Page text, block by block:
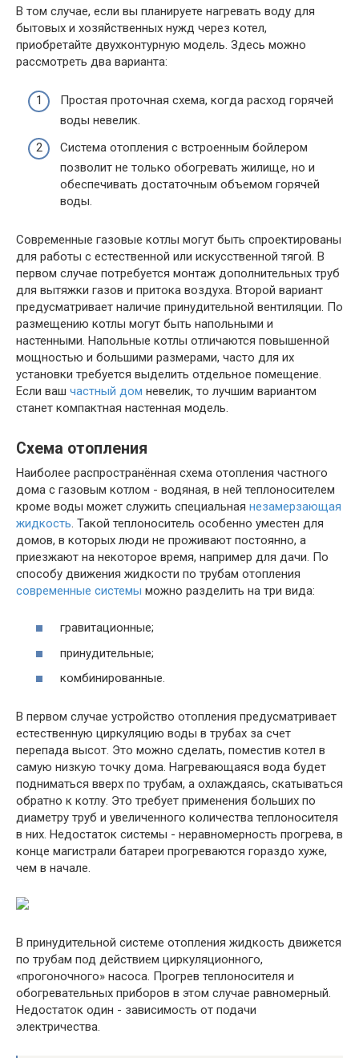
В том случае, если вы планируете нагревать воду для
бытовых и хозяйственных нужд через котел,
приобретайте двухконтурную модель. Здесь можно
рассмотреть два варианта:
Простая проточная схема, когда расход горячей
воды невелик.
Система отопления с встроенным бойлером
позволит не только обогревать жилище, но и
обеспечивать достаточным объемом горячей
воды.
Современные газовые котлы могут быть спроектированы
для работы с естественной или искусственной тягой. В
первом случае потребуется монтаж дополнительных труб
для вытяжки газов и притока воздуха. Второй вариант
предусматривает наличие принудительной вентиляции. По
размещению котлы могут быть напольными и
настенными. Напольные котлы отличаются повышенной
мощностью и большими размерами, часто для их
установки требуется выделить отдельное помещение.
Если ваш частный дом невелик, то лучшим вариантом
станет компактная настенная модель.
Схема отопления
Наиболее распространённая схема отопления частного
дома с газовым котлом - водяная, в ней теплоносителем
кроме воды может служить специальная незамерзающая
жидкость. Такой теплоноситель особенно уместен для
домов, в которых люди не проживают постоянно, а
приезжают на некоторое время, например для дачи. По
способу движения жидкости по трубам отопления
современные системы можно разделить на три вида:
гравитационные;
принудительные;
комбинированные.
В первом случае устройство отопления предусматривает
естественную циркуляцию воды в трубах за счет
перепада высот. Это можно сделать, поместив котел в
самую низкую точку дома. Нагревающаяся вода будет
подниматься вверх по трубам, а охлаждаясь, скатываться
обратно к котлу. Это требует применения больших по
диаметру труб и увеличенного количества теплоносителя
в них. Недостаток системы - неравномерность прогрева, в
конце магистрали батареи прогреваются гораздо хуже,
чем в начале.
В принудительной системе отопления жидкость движется
по трубам под действием циркуляционного,
«прогоночного» насоса. Прогрев теплоносителя и
обогревательных приборов в этом случае равномерный.
Недостаток один - зависимость от подачи
электричества.